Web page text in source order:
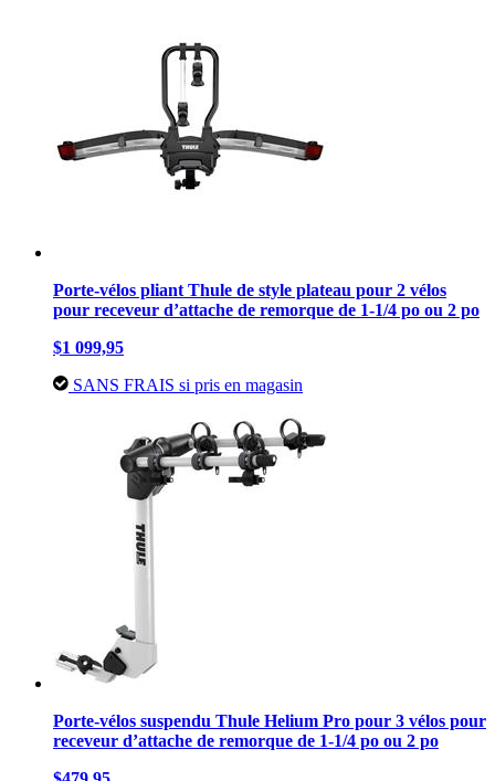
Porte-vélos pliant Thule de style plateau pour 2 vélos
pour receveur d’attache de remorque de 1-1/4 po ou 2 po
$1 099,95
SANS FRAIS si pris en magasin
Porte-vélos suspendu Thule Helium Pro pour 3 vélos pour
receveur d’attache de remorque de 1-1/4 po ou 2 po